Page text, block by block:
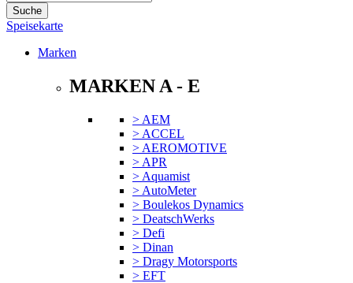
Suche
Speisekarte
Marken
MARKEN A - E
> AEM
> ACCEL
> AEROMOTIVE
> APR
> Aquamist
> AutoMeter
> Boulekos Dynamics
> DeatschWerks
> Defi
> Dinan
> Dragy Motorsports
> EFT